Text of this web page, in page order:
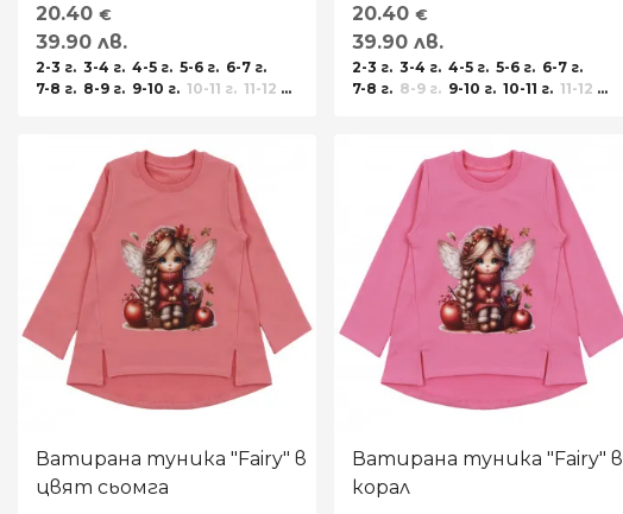
20.40 €
39.90 лв.
2-3 г. 3-4 г. 4-5 г. 5-6 г. 6-7 г.
7-8 г. 8-9 г. 9-10 г. 10-11 г. 11-12 г.
20.40 €
39.90 лв.
2-3 г. 3-4 г. 4-5 г. 5-6 г. 6-7 г.
7-8 г. 8-9 г. 9-10 г. 10-11 г. 11-12 г.
Ватирана туника "Fairy" в
цвят сьомга
Ватирана туника "Fairy" в
корал